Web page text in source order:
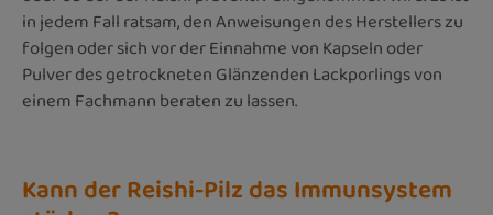
in jedem Fall ratsam, den Anweisungen des Herstellers zu
folgen oder sich vor der Einnahme von Kapseln oder
Pulver des getrockneten Glänzenden Lackporlings von
einem Fachmann beraten zu lassen.
Kann der Reishi-Pilz das Immunsystem